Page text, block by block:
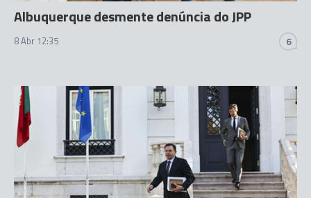
Albuquerque desmente denúncia do JPP
8 Abr 12:35 6